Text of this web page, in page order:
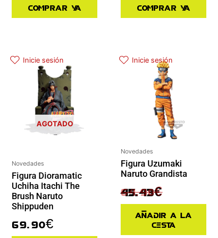
Comprar ya Comprar ya
Inicie sesión
AGOTADO
Novedades
Figura Dioramatic
Uchiha Itachi The
Brush Naruto
Shippuden
69.90€
Inicie sesión
Novedades
Figura Uzumaki
Naruto Grandista
64.90€
45.43€
Añadir a la
cesta